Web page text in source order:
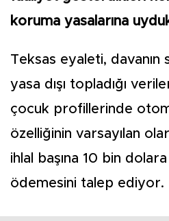
koruma yasalarına
Teksas eyaleti, davanın
yasa dışı topladığı
çocuk profillerinde
özelliğinin varsayılan
ihlal başına 10 bin
ödemesini talep ediyor.